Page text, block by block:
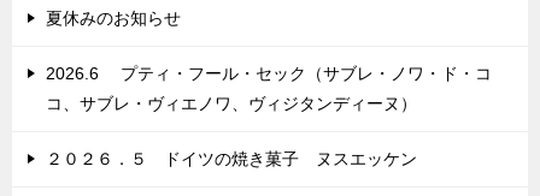
夏休みのお知らせ
2026.6 プティ・フール・セック（サブレ・ノワ・ド・コ
コ、サブレ・ヴィエノワ、ヴィジタンディーヌ）
２０２６．５ ドイツの焼き菓子 ヌスエッケン